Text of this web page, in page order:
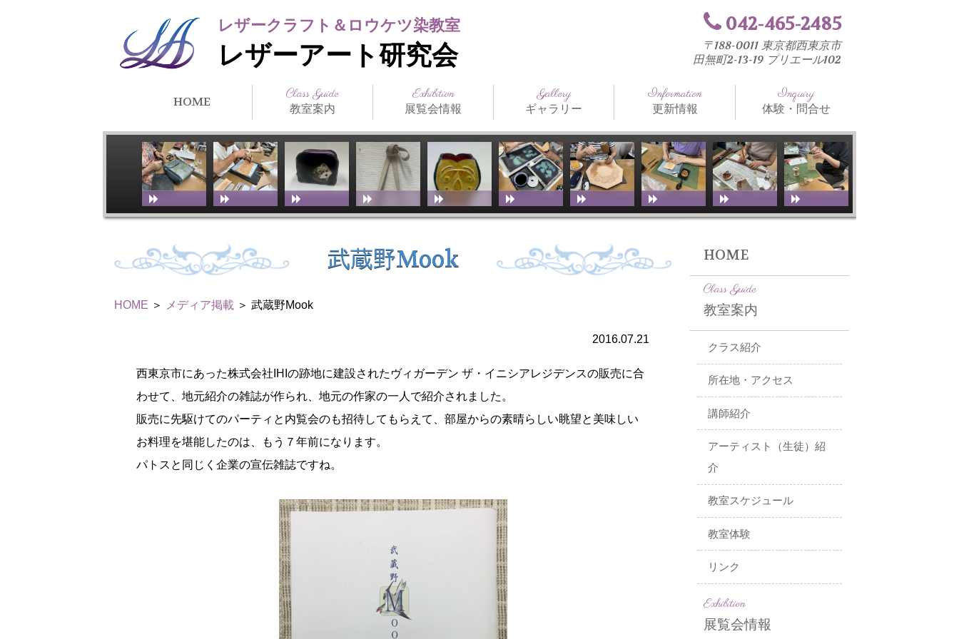
レザークラフト＆ロウケツ染教室
レザーアート研究会
042-465-2485
〒188-0011 東京都西東京市
田無町2-13-19 プリエール102
HOME Class Guide
教室案内
クラス紹介
所在地・アクセス
講師紹介
アーティスト（生
徒）紹介
教室スケジュール
教室体験
リンク
Exhibition
展覧会情報
まつだみちこ個展
教室展覧会
その他展覧会
日本の公募展
ILCE（International
Leather Craft
Exhibition）
日本革工芸展
海外の公募展
IFoLG
World Leather
Debut(Sheridan)
Gallery
ギャラリー
講師作品
生徒作品
作品別一覧
技法別一覧
販売品
メディア掲載
Information
更新情報
お知らせ
技法と工具
教室ブログ
Inquiry
体験・問合せ
武蔵野Mook
HOME ＞ メディア掲載 ＞ 武蔵野Mook
2016.07.21
西東京市にあった株式会社IHIの跡地に建設されたヴィガーデン ザ・イニシアレジデンスの販売に合
わせて、地元紹介の雑誌が作られ、地元の作家の一人で紹介されました。
販売に先駆けてのパーティと内覧会のも招待してもらえて、部屋からの素晴らしい眺望と美味しい
お料理を堪能したのは、もう７年前になります。
パトスと同じく企業の宣伝雑誌ですね。
HOME
Class Guide
教室案内
クラス紹介
所在地・アクセス
講師紹介
アーティスト（生徒）紹
介
教室スケジュール
教室体験
リンク
Exhibition
展覧会情報